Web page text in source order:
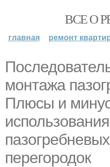
ВСЕ О
главная ремонт
монтажа
Плюсы и
использования
перегородок